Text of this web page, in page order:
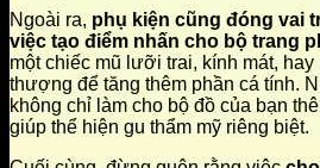
Ngoài ra, phụ kiện cũng đóng vai
việc tạo điểm nhấn cho bộ trang
một chiếc mũ lưỡi trai, kính mát,
thượng để tăng thêm phần cá tính.
không chỉ làm cho bộ đồ của bạn
giúp thể hiện gu thẩm mỹ riêng biệt.